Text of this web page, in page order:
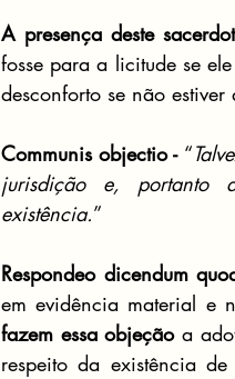
A presença deste
fosse para a licitude se
desconforto se não estiver
Communis objectio - “
jurisdição e, portanto
existência.”
Respondeo dicendum
em evidência material e
fazem essa objeção a
respeito da existência